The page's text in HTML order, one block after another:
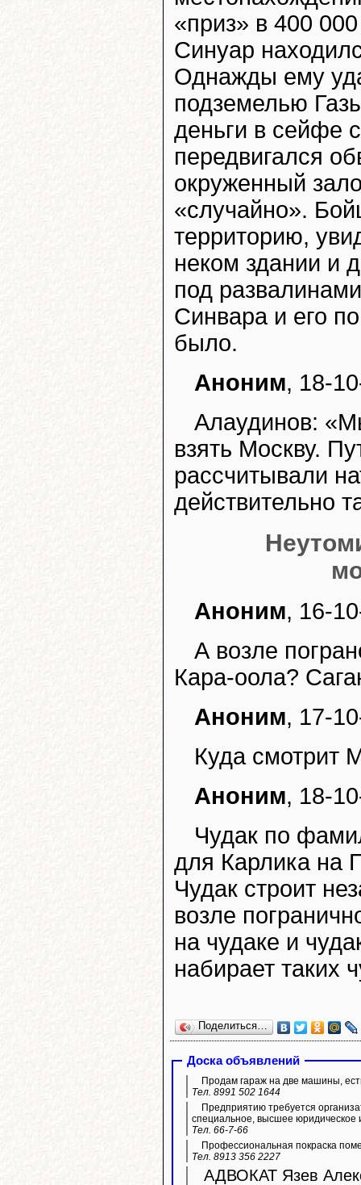
«приз» в 400
Синуар
Однажды ему
подземелью
деньги в сейфе
передвигался
окруженный
«случайно».
территорию,
неком здании и
под
Синвара и его
было.
Аноним, 18-
Алаудинов:
взять Москву.
рассчитывали
действительно
Аноним, 16-
А возле
Кара-оола?
Аноним, 17-
Куда смотрит
Аноним, 18-
Чудак по
для Карлика на
Чудак строит
возле
на чудаке и
набирает таких
Поделиться…
Доска объявлений
Продам гараж на две машины,
Тел. 8991 502 1644
Предприятию требуется
специальное, высшее юридическое
Тел. 66-7-66
Профессиональная покраска
Тел. 8913 356 2227
АДВОКАТ Язев